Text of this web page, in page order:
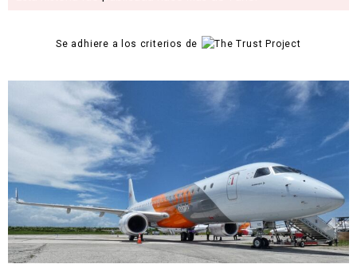
Se adhiere a los criterios de